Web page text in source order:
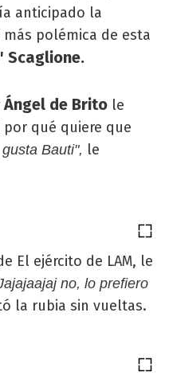
anticipado la
polémica de esta
Scaglione.
Ángel de Brito le
qué quiere que
Bauti", le
El ejército de LAM, le
no, lo prefiero
la rubia sin vueltas.